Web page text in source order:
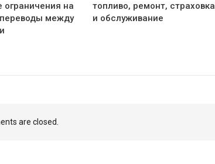
на
между
топливо, ремонт, страховка
и обслуживание
are closed.